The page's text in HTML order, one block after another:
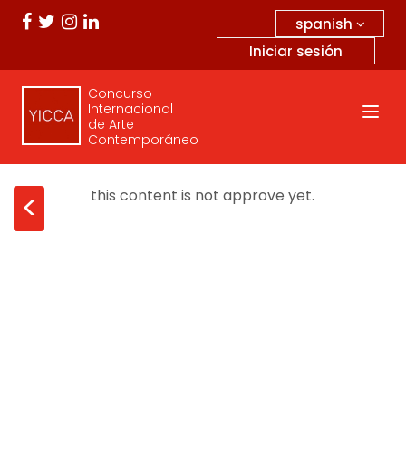
spanish
Iniciar sesión
Concurso
Internacional
de Arte
Contemporáneo
< this content is not approve yet.